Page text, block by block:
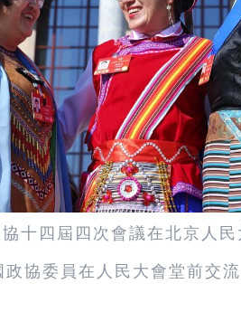
十四屆四次會議在北京人
政協委員在人民大會堂前交